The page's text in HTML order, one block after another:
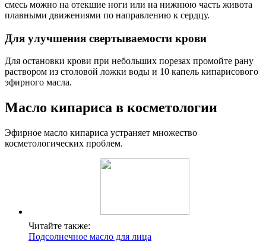
смесь можно на отекшие ноги или на нижнюю часть живота
плавными движениями по направлению к сердцу.
Для улучшения свертываемости крови
Для остановки крови при небольших порезах промойте рану
раствором из столовой ложки воды и 10 капель кипарисового
эфирного масла.
Масло кипариса в косметологии
Эфирное масло кипариса устраняет множество
косметологических проблем.
Читайте также:
Подсолнечное масло для лица